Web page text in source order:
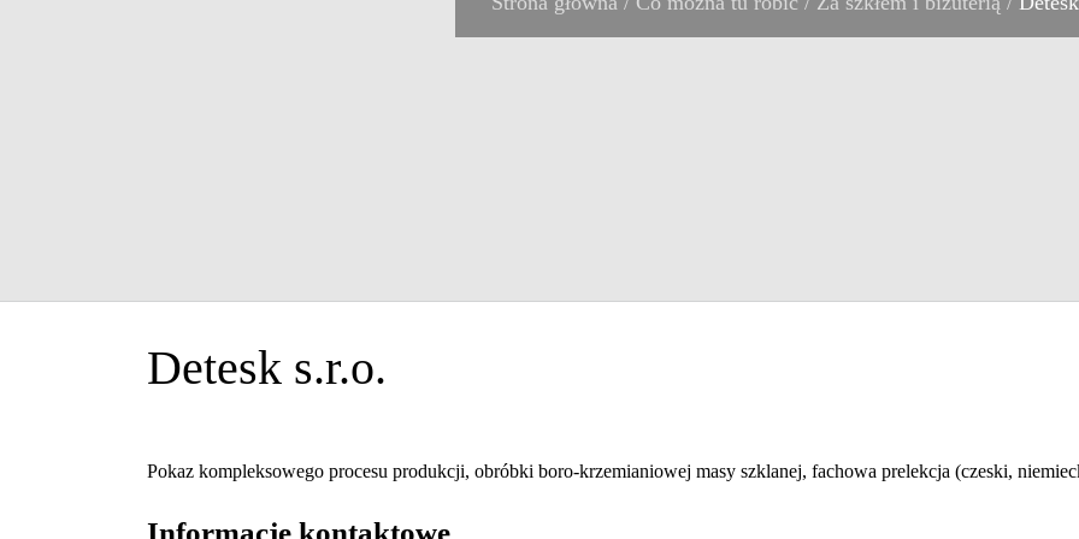
Detesk s.r.o.
Pokaz kompleksowego procesu produkcji, obróbki boro-krzemianiowej masy szklanej, fachowa prelekcja (czeski,
Informacje kontaktowe